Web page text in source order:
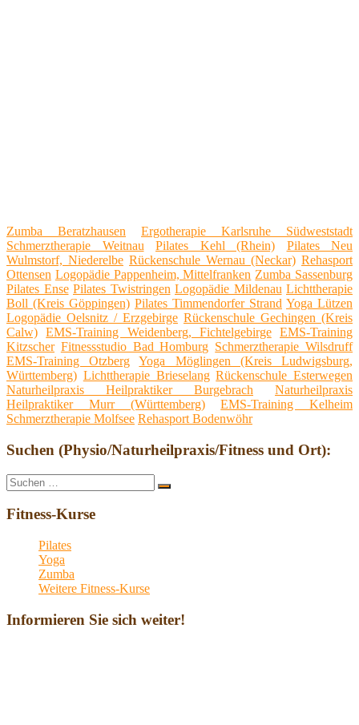
Zumba Beratzhausen
Ergotherapie Karlsruhe Südweststadt
Schmerztherapie Weitnau
Pilates Kehl (Rhein)
Pilates Neu
Wulmstorf, Niederelbe Rückenschule Wernau (Neckar) Rehasport
Ottensen Logopädie Pappenheim, Mittelfranken Zumba Sassenburg
Pilates Ense Pilates Twistringen Logopädie Mildenau Lichttherapie
Boll (Kreis Göppingen) Pilates Timmendorfer Strand Yoga Lützen
Logopädie Oelsnitz / Erzgebirge Rückenschule Gechingen (Kreis
Calw)
EMS-Training Weidenberg, Fichtelgebirge
EMS-Training
Kitzscher Fitnessstudio Bad Homburg Schmerztherapie Wilsdruff
EMS-Training Otzberg
Yoga Möglingen (Kreis Ludwigsburg,
Württemberg) Lichttherapie Brieselang Rückenschule Esterwegen
Naturheilpraxis Heilpraktiker Burgebrach
Naturheilpraxis
Heilpraktiker Murr (Württemberg)
EMS-Training Kelheim
Schmerztherapie Molfsee Rehasport Bodenwöhr
Suchen (Physio/Naturheilpraxis/Fitness und Ort):
Suche
nach:
Suchen
Fitness-Kurse
Pilates
Yoga
Zumba
Weitere Fitness-Kurse
Informieren Sie sich weiter!